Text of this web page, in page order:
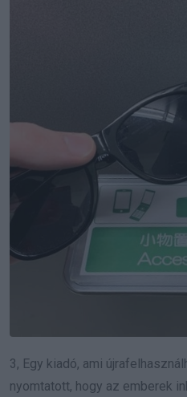
3, Egy kiadó, ami
nyomtatott, hogy az emberek